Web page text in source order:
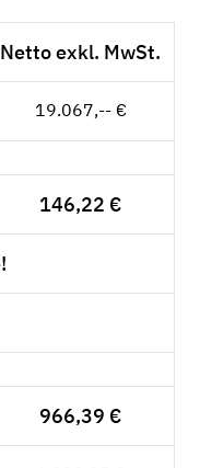
Netto exkl. MwSt.
19.067,-- €
146,22 €
966,39 €